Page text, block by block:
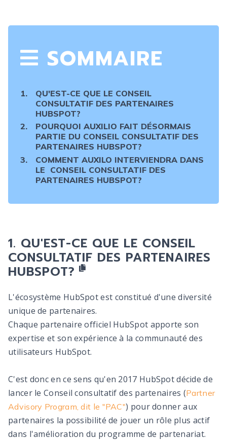
SOMMAIRE
QU'EST-CE QUE LE CONSEIL
CONSULTATIF DES PARTENAIRES
HUBSPOT?
POURQUOI AUXILIO FAIT DÉSORMAIS
PARTIE DU CONSEIL CONSULTATIF DES
PARTENAIRES HUBSPOT?
COMMENT AUXILO INTERVIENDRA DANS
LE CONSEIL CONSULTATIF DES
PARTENAIRES HUBSPOT?
QU'EST-CE QUE LE CONSEIL
CONSULTATIF DES PARTENAIRES
HUBSPOT?
L'écosystème HubSpot est constitué d'une diversité
unique de partenaires.
Chaque partenaire officiel HubSpot apporte son
expertise et son expérience à la communauté des
utilisateurs HubSpot.
C'est donc en ce sens qu'en 2017 HubSpot décide de
lancer le Conseil consultatif des partenaires (Partner
Advisory Program, dit le "PAC") pour donner aux
partenaires la possibilité de jouer un rôle plus actif
dans l'amélioration du programme de partenariat.